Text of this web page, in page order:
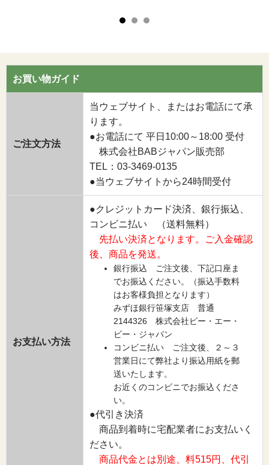
お買い物ガイド
ご注文方法
当ウェブサイト、またはお電話にて承
ります。
●お電話にて 平日10:00～18:00 受付
株式会社BABジャパン販売部
TEL：03-3469-0135
●当ウェブサイトから24時間受付
お支払い方法
●クレジットカード決済、銀行振込、
コンビニ払い （送料無料）
先払い決済となります。ご入金確認
後、商品を発送。
銀行振込 ご注文後、下記口座ま
でお振込ください。（振込手数料
はお客様負担となります）
みずほ銀行笹塚支店 普通
2144326 株式会社ビー・エー・
ビー・ジャパン
コンビニ払い ご注文後、２～３
営業日にて弊社より振込用紙を郵
送いたします。
お近くのコンビニでお振込くださ
い。
●代引き決済
商品到着時に宅配業者にお支払いく
ださい。
商品代金とは別途、料515円、代引